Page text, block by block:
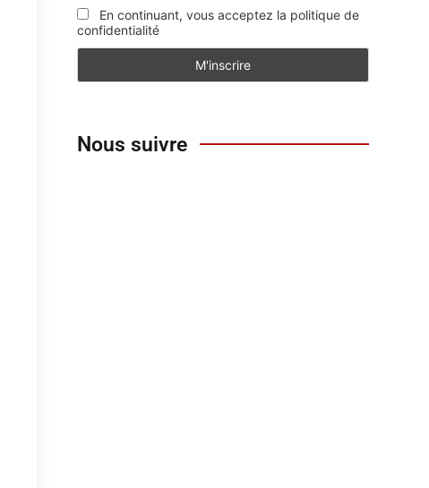
En continuant, vous acceptez la politique de
confidentialité
Nous suivre